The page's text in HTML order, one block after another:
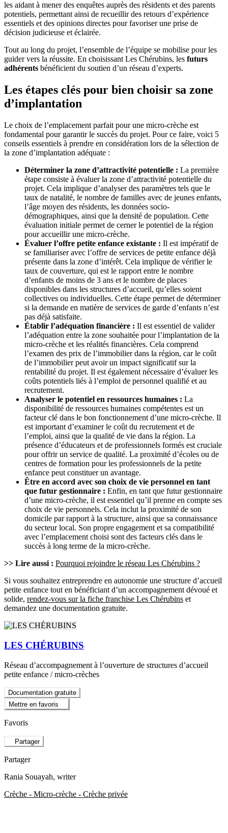
les aidant à mener des enquêtes auprès des résidents et des parents
potentiels, permettant ainsi de recueillir des retours d’expérience
essentiels et des opinions directes pour favoriser une prise de
décision judicieuse et éclairée.
Tout au long du projet, l’ensemble de l’équipe se mobilise pour les
guider vers la réussite. En choisissant Les Chérubins, les futurs
adhérents bénéficient du soutien d’un réseau d’experts.
Les étapes clés pour bien choisir sa zone
d’implantation
Le choix de l’emplacement parfait pour une micro-crèche est
fondamental pour garantir le succès du projet. Pour ce faire, voici 5
conseils essentiels à prendre en considération lors de la sélection de
la zone d’implantation adéquate :
Déterminer la zone d’attractivité potentielle : La première
étape consiste à évaluer la zone d’attractivité potentielle du
projet. Cela implique d’analyser des paramètres tels que le
taux de natalité, le nombre de familles avec de jeunes enfants,
l’âge moyen des résidents, les données socio-
démographiques, ainsi que la densité de population. Cette
évaluation initiale permet de cerner le potentiel de la région
pour accueillir une micro-crèche.
Évaluer l’offre petite enfance existante : Il est impératif de
se familiariser avec l’offre de services de petite enfance déjà
présente dans la zone d’intérêt. Cela implique de vérifier le
taux de couverture, qui est le rapport entre le nombre
d’enfants de moins de 3 ans et le nombre de places
disponibles dans les structures d’accueil, qu’elles soient
collectives ou individuelles. Cette étape permet de déterminer
si la demande en matière de services de garde d’enfants n’est
pas déjà satisfaite.
Établir l’adéquation financière : Il est essentiel de valider
l’adéquation entre la zone souhaitée pour l’implantation de la
micro-crèche et les réalités financières. Cela comprend
l’examen des prix de l’immobilier dans la région, car le coût
de l’immobilier peut avoir un impact significatif sur la
rentabilité du projet. Il est également nécessaire d’évaluer les
coûts potentiels liés à l’emploi de personnel qualifié et au
recrutement.
Analyser le potentiel en ressources humaines : La
disponibilité de ressources humaines compétentes est un
facteur clé dans le bon fonctionnement d’une micro-crèche. Il
est important d’examiner le coût du recrutement et de
l’emploi, ainsi que la qualité de vie dans la région. La
présence d’éducateurs et de professionnels formés est cruciale
pour offrir un service de qualité. La proximité d’écoles ou de
centres de formation pour les professionnels de la petite
enfance peut constituer un avantage.
Être en accord avec son choix de vie personnel en tant
que futur gestionnaire : Enfin, en tant que futur gestionnaire
d’une micro-crèche, il est essentiel qu’il prenne en compte ses
choix de vie personnels. Cela inclut la proximité de son
domicile par rapport à la structure, ainsi que sa connaissance
du secteur local. Son propre engagement et sa compatibilité
avec l’emplacement choisi sont des facteurs clés dans le
succès à long terme de la micro-crèche.
>> Lire aussi : Pourquoi rejoindre le réseau Les Chérubins ?
Si vous souhaitez entreprendre en autonomie une structure d’accueil
petite enfance tout en bénéficiant d’un accompagnement dévoué et
solide, rendez-vous sur la fiche franchise Les Chérubins et
demandez une documentation gratuite.
LES CHÉRUBINS
Réseau d’accompagnement à l’ouverture de structures d’accueil
petite enfance / micro-crèches
Documentation gratuite
Mettre en favoris
Favoris
Partager
Partager
Rania Souayah, writer
Crèche - Micro-crèche - Crèche privée